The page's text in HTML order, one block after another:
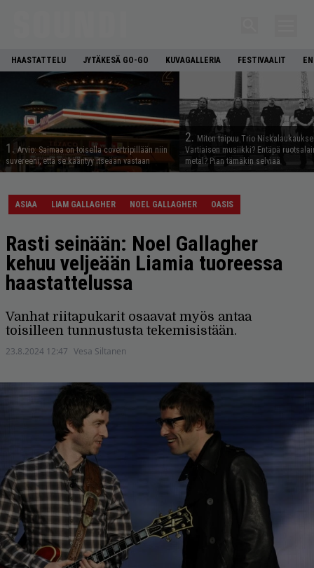
HAASTATTELU JYTÄKESÄ GO-GO KUVAGALLERIA FESTIVAALIT
1. Arvio: Saimaa on toisella covertripillään niin
suvereeni, että se kääntyy itseään vastaan
2. Miten taipuu Trio
Vartiaisen musiikki? Entäpä
metal? Pian tämäkin selviää
ASIAA LIAM GALLAGHER NOEL GALLAGHER OASIS
Rasti seinään: Noel Gallagher
kehuu veljeään Liamia tuoreessa
haastattelussa
Vanhat riitapukarit osaavat myös antaa
toisilleen tunnustusta tekemisistään.
23.8.2024 12:47 Vesa Siltanen